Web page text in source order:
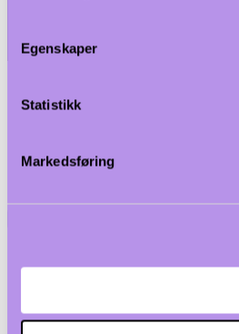
Egenskaper
Statistikk
Markedsføring